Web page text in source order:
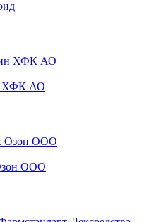
ХФК АО
ООО